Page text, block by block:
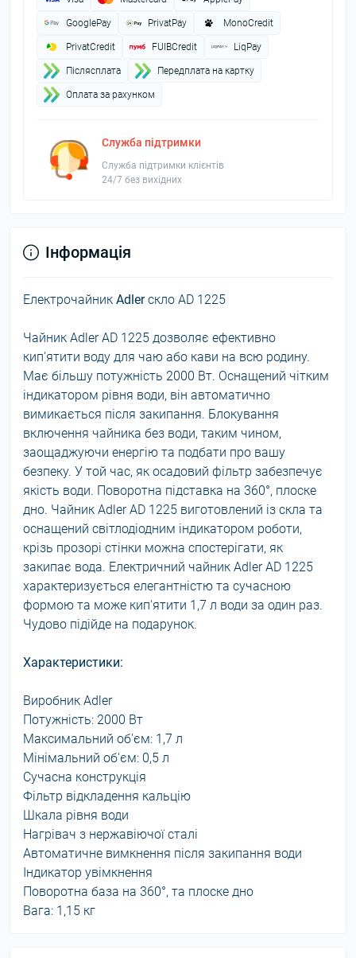
GooglePay PrivatPay MonoCredit
PrivatCredit FUIBCredit LiqPay
Пiслясплата Передплата на картку
Оплата за рахунком
Служба підтримки
Служба підтримки клієнтів
24/7 без вихідних
Інформація
Електрочайник Adlerскло AD 1225
Чайник Adler AD 1225 дозволяє ефективно
кип'ятити воду для чаю або кави на всю родину.
Має більшу потужність 2000 Вт. Оснащений чітким
індикатором рівня води, він автоматично
вимикається після закипання. Блокування
включення чайника без води, таким чином,
заощаджуючи енергію та подбати про вашу
безпеку. У той час, як осадовий фільтр забезпечує
якість води. Поворотна підставка на 360°, плоске
дно. Чайник Adler AD 1225 виготовлений із скла та
оснащений світлодіодним індикатором роботи,
крізь прозорі стінки можна спостерігати, як
закипає вода. Електричний чайник Adler AD 1225
характеризується елегантністю та сучасною
формою та може кип'ятити 1,7 л води за один раз.
Чудово підійде на подарунок.
Характеристики:
Виробник Adler
Потужність: 2000 Вт
Максимальний об'єм: 1,7 л
Мінімальний об'єм: 0,5 л
Сучасна конструкція
Фільтр відкладення кальцію
Шкала рівня води
Нагрівач з нержавіючої сталі
Автоматичне вимкнення після закипання води
Індикатор увімкнення
Поворотна база на 360°, та плоске дно
Вага: 1,15 кг